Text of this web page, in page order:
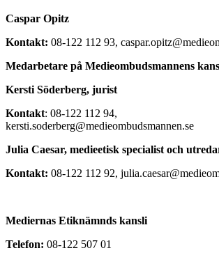
Caspar Opitz
Kontakt: 08-122 112 93,
Medarbetare på Medieombudsmannens
Kersti Söderberg, jurist
Kontakt: 08-122 112 94,
kersti.soderberg@medieombudsmannen.se
Julia Caesar, medieetisk specialist och
Kontakt: 08-122 112 92,
Mediernas Etiknämnds kansli
Telefon: 08-122 507 01